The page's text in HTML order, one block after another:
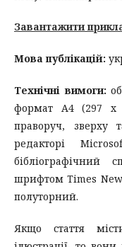
Завантажити
Мова публікацій:
Технічні вимоги:
формат А4 (297 x
праворуч,
редакторі
бібліографічний
шрифтом Times New
полуторний.
Якщо стаття